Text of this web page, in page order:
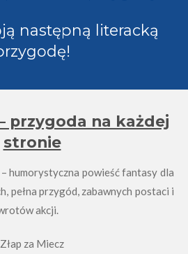
następną literacką
przygoda na każdej
stronie
– humorystyczna powieść fantasy dla
pełna przygód, zabawnych postaci i
akcji.
Złap za Miecz